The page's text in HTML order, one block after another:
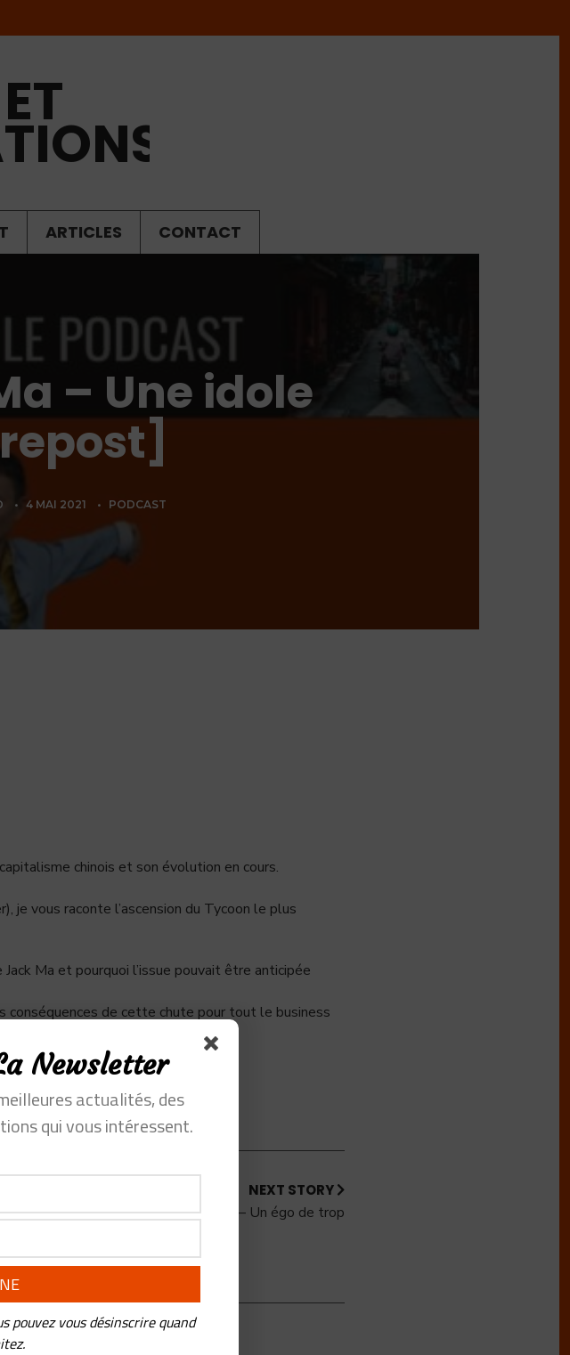
ARTICLES CONTACT
– Une idole
• 4 MAI 2021 • PODCAST
chinois et son évolution en cours.
je vous raconte l’ascension du Tycoon le plus
Ma et pourquoi l’issue pouvait être anticipée
conséquences de cette chute pour tout le business
NEXT STORY
Triptyque Jack Ma – Un égo de trop
Newsletter
actualités, des
qui vous intéressent.
pouvez vous désinscrire quand